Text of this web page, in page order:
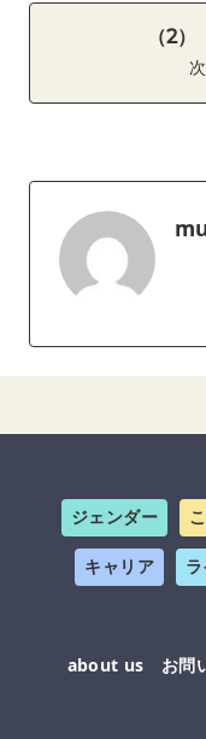
（2）
ジェンダー
キャリア
about us お問